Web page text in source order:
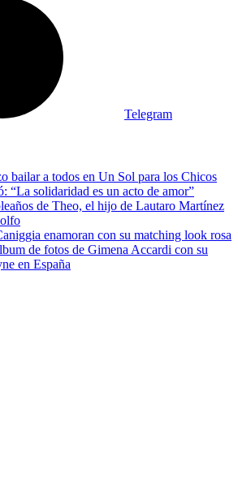
Telegram
bailar a todos en Un Sol para los Chicos
“La solidaridad es un acto de amor”
de Theo, el hijo de Lautaro Martínez
enamoran con su matching look rosa
de fotos de Gimena Accardi con su
en España